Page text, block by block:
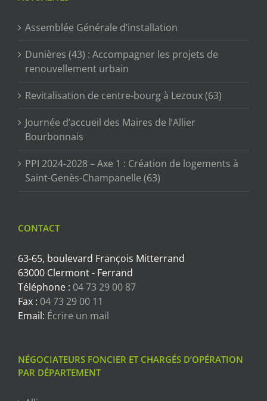
Assemblée Générale d’installation
Dunières (43) : Accompagner les projets de
renouvellement urbain
Revitalisation de centre-bourg à Lezoux (63)
Journée d’accueil des Maires de l’Allier
Bourbonnais
PPI 2024-2028 – Axe 1 : Création de logements à
Saint-Genès-Champanelle (63)
CONTACT
63-65, boulevard François Mitterrand
63000 Clermont - Ferrand
Téléphone : 04 73 29 00 87
Fax : 04 73 29 00 11
Email: Écrire un mail
NÉGOCIATEURS FONCIER ET CHARGÉS D’OPÉRATION
PAR DÉPARTEMENT